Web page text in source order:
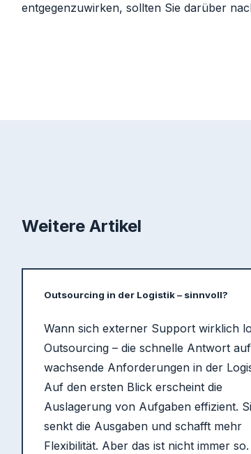
entgegenzuwirken, sollten Sie darüber
Weitere Artikel
Outsourcing in der Logistik – sinnvoll?
Wann sich externer Support wirklich
Outsourcing – die schnelle Antwort auf
wachsende Anforderungen in der
Auf den ersten Blick erscheint die
Auslagerung von Aufgaben effizient.
senkt die Ausgaben und schafft mehr
Flexibilität. Aber das ist nicht immer so.